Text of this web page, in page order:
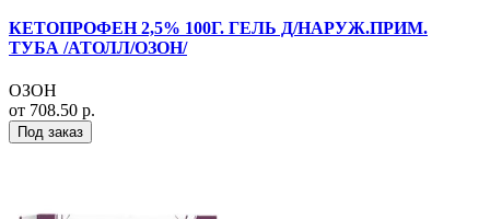
КЕТОПРОФЕН 2,5% 100Г. ГЕЛЬ Д/НАРУЖ.ПРИМ.
ТУБА /АТОЛЛ/ОЗОН/
ОЗОН
от 708.50 р.
Под заказ